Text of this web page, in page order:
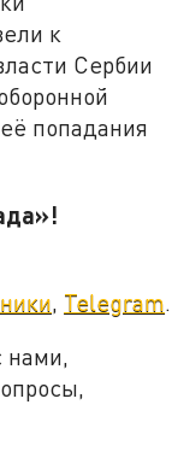
к
Сербии
попадания
Telegram
нами,